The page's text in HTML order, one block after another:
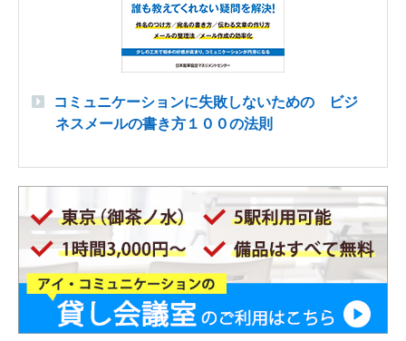
コミュニケーションに失敗しないための ビジ
ネスメールの書き方１００の法則